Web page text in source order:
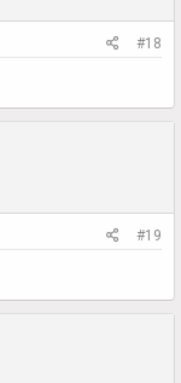
#18
#19